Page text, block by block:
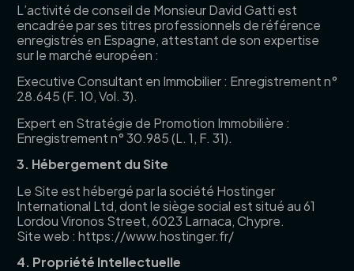
L’activité de conseil de Monsieur David Gatti est
encadrée par ses titres professionnels de référence
enregistrés en Espagne, attestant de son expertise
sur le marché européen :
Executive Consultant en Immobilier : Enregistrement n°
28.645 (F. 10, Vol. 3).
Expert en Stratégie de Promotion Immobilière :
Enregistrement n° 30.985 (L. 1, F. 31).
3. Hébergement du Site
Le Site est hébergé par la société Hostinger
International Ltd, dont le siège social est situé au 61
Lordou Vironos Street, 6023 Larnaca, Chypre.
Site web : https://www.hostinger.fr/
4. Propriété Intellectuelle